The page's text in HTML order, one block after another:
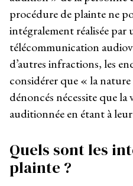
procédure de plainte ne
intégralement réalisée par
télécommunication
d’autres infractions, les
considérer que « la
dénoncés nécessite que
auditionnée en étant à
Quels sont les
plainte ?